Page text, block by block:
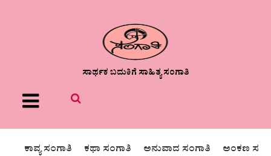
ಸಾರ್ಥಕ ಬದುಕಿಗೆ ಸಾಹಿತ್ಯ ಸಂಗಾತಿ
Menu
ಕಾವ್ಯ ಸಂಗಾತಿ ಕಥಾ ಸಂಗಾತಿ ಅನುವಾದ ಸಂಗಾತಿ ಅಂಕಣ